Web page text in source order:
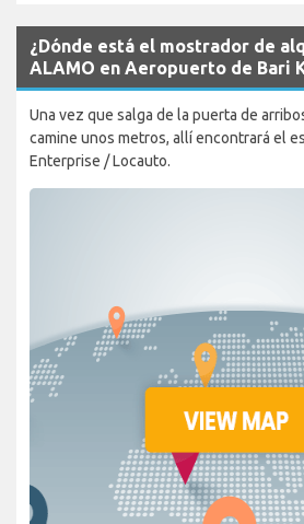
¿Dónde está el mostrador de
ALAMO en Aeropuerto de Bari
Una vez que salga de la puerta de
camine unos metros, allí encontrará el
Enterprise / Locauto.